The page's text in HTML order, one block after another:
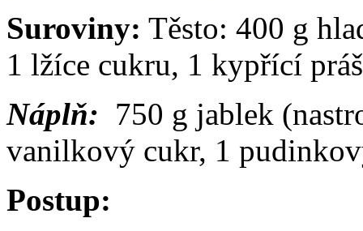
Suroviny: Těsto: 400 g
1 lžíce cukru, 1 kypřící
Náplň: 750 g jablek
vanilkový cukr, 1
Postup: